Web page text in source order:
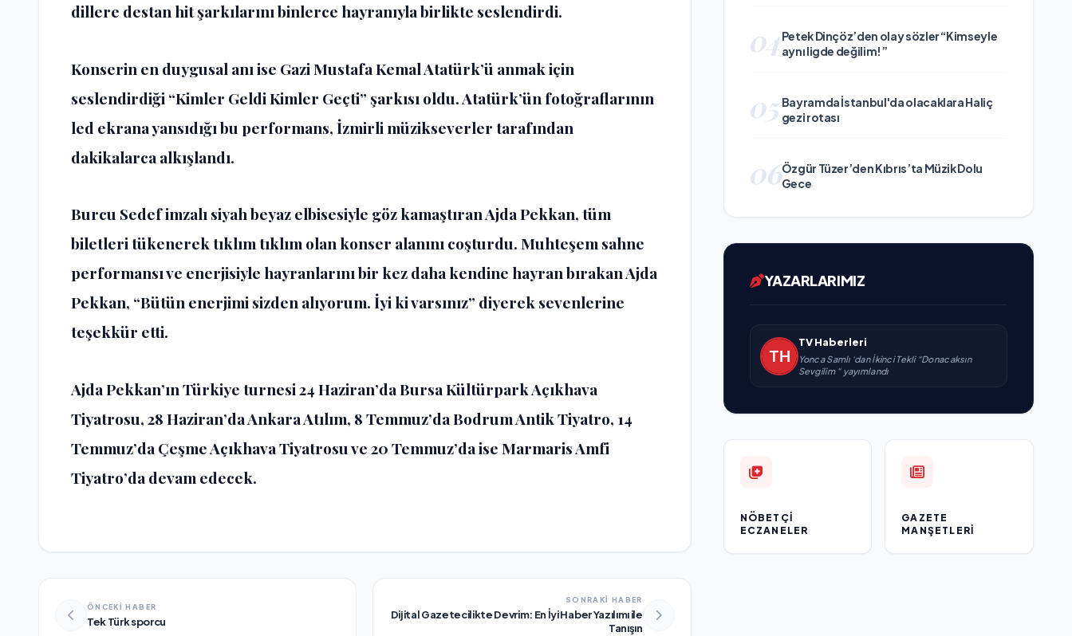
dillere destan hit şarkılarını binlerce hayranıyla birlikte seslendirdi.
Konserin en duygusal anı ise Gazi Mustafa Kemal Atatürk’ü anmak için
seslendirdiği “Kimler Geldi Kimler Geçti” şarkısı oldu. Atatürk’ün fotoğraflarının
led ekrana yansıdığı bu performans, İzmirli müzikseverler tarafından
dakikalarca alkışlandı.
Burcu Sedef imzalı siyah beyaz elbisesiyle göz kamaştıran Ajda Pekkan, tüm
biletleri tükenerek tıklım tıklım olan konser alanını coşturdu. Muhteşem sahne
performansı ve enerjisiyle hayranlarını bir kez daha kendine hayran bırakan Ajda
Pekkan, “Bütün enerjimi sizden alıyorum. İyi ki varsınız” diyerek sevenlerine
teşekkür etti.
Ajda Pekkan’ın Türkiye turnesi 24 Haziran’da Bursa Kültürpark Açıkhava
Tiyatrosu, 28 Haziran’da Ankara Atılım, 8 Temmuz’da Bodrum Antik Tiyatro, 14
Temmuz’da Çeşme Açıkhava Tiyatrosu ve 20 Temmuz’da ise Marmaris Amfi
Tiyatro’da devam edecek.
ÖNCEKİ HABER
Tek Türk sporcu
SONRAKİ HABER
Dijital Gazetecilikte Devrim: En İyi Haber Yazılımı ile
Tanışın
04Petek Dinçöz’den olay sözler “Kimseyle
aynı ligde değilim!”
05 Bayramda İstanbul'da olacaklara Haliç
gezi rotası
06Özgür Tüzer’den Kıbrıs’ta Müzik Dolu
Gece
YAZARLARIMIZ
TV Haberleri
Yonca Samlı ‘dan İkinci Tekli “Donacaksın
Sevgilim “ yayımlandı
NÖBETÇI
ECZANELER
GAZETE
MANŞETLERI